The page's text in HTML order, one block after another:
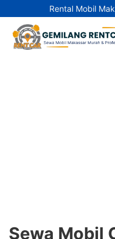
Rental Mobil
Sewa Mobil